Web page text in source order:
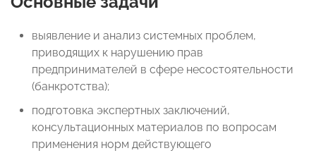
выявление и анализ системных проблем,
приводящих к нарушению прав
предпринимателей в сфере несостоятельности
(банкротства);
подготовка экспертных заключений,
консультационных материалов по вопросам
применения норм действующего